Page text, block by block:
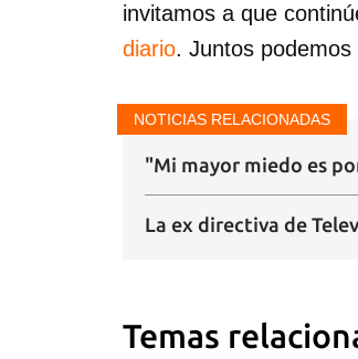
invitamos a que
diario. Juntos
NOTICIAS RELACIONADAS
"Mi mayor miedo es
La ex directiva de
Temas